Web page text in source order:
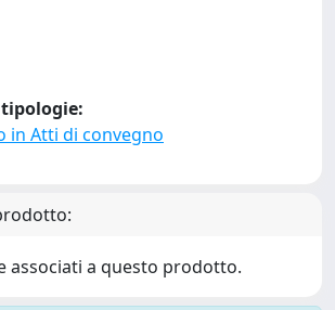
in Atti di convegno
associati a questo prodotto.